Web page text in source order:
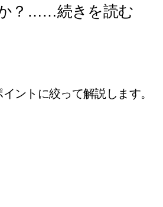
？……続きを読む
ントに絞って解説します。